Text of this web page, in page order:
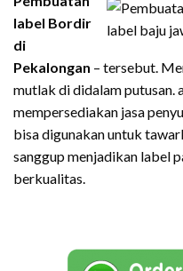
label Bordir
di
Pekalongan – tersebut.
mutlak di didalam putusan.
mempersediakan jasa
bisa digunakan untuk
sanggup menjadikan label
berkualitas.